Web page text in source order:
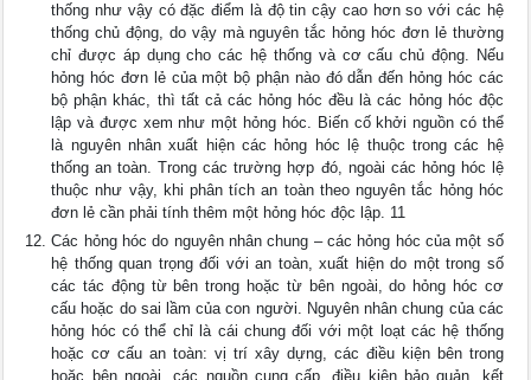
thống như vậy có đặc điểm là độ tin cậy cao hơn so với các hệ
thống chủ động, do vậy mà nguyên tắc hỏng hóc đơn lẻ thường
chỉ được áp dụng cho các hệ thống và cơ cấu chủ động. Nếu
hỏng hóc đơn lẻ của một bộ phận nào đó dẫn đến hỏng hóc các
bộ phận khác, thì tất cả các hỏng hóc đều là các hỏng hóc độc
lập và được xem như một hỏng hóc. Biến cố khởi nguồn có thể
là nguyên nhân xuất hiện các hỏng hóc lệ thuộc trong các hệ
thống an toàn. Trong các trường hợp đó, ngoài các hỏng hóc lệ
thuộc như vậy, khi phân tích an toàn theo nguyên tắc hỏng hóc
đơn lẻ cần phải tính thêm một hỏng hóc độc lập. 11
Các hỏng hóc do nguyên nhân chung – các hỏng hóc của một số
hệ thống quan trọng đối với an toàn, xuất hiện do một trong số
các tác động từ bên trong hoặc từ bên ngoài, do hỏng hóc cơ
cấu hoặc do sai lầm của con người. Nguyên nhân chung của các
hỏng hóc có thể chỉ là cái chung đối với một loạt các hệ thống
hoặc cơ cấu an toàn: vị trí xây dựng, các điều kiện bên trong
hoặc bên ngoài, các nguồn cung cấp, điều kiện bảo quản, kết